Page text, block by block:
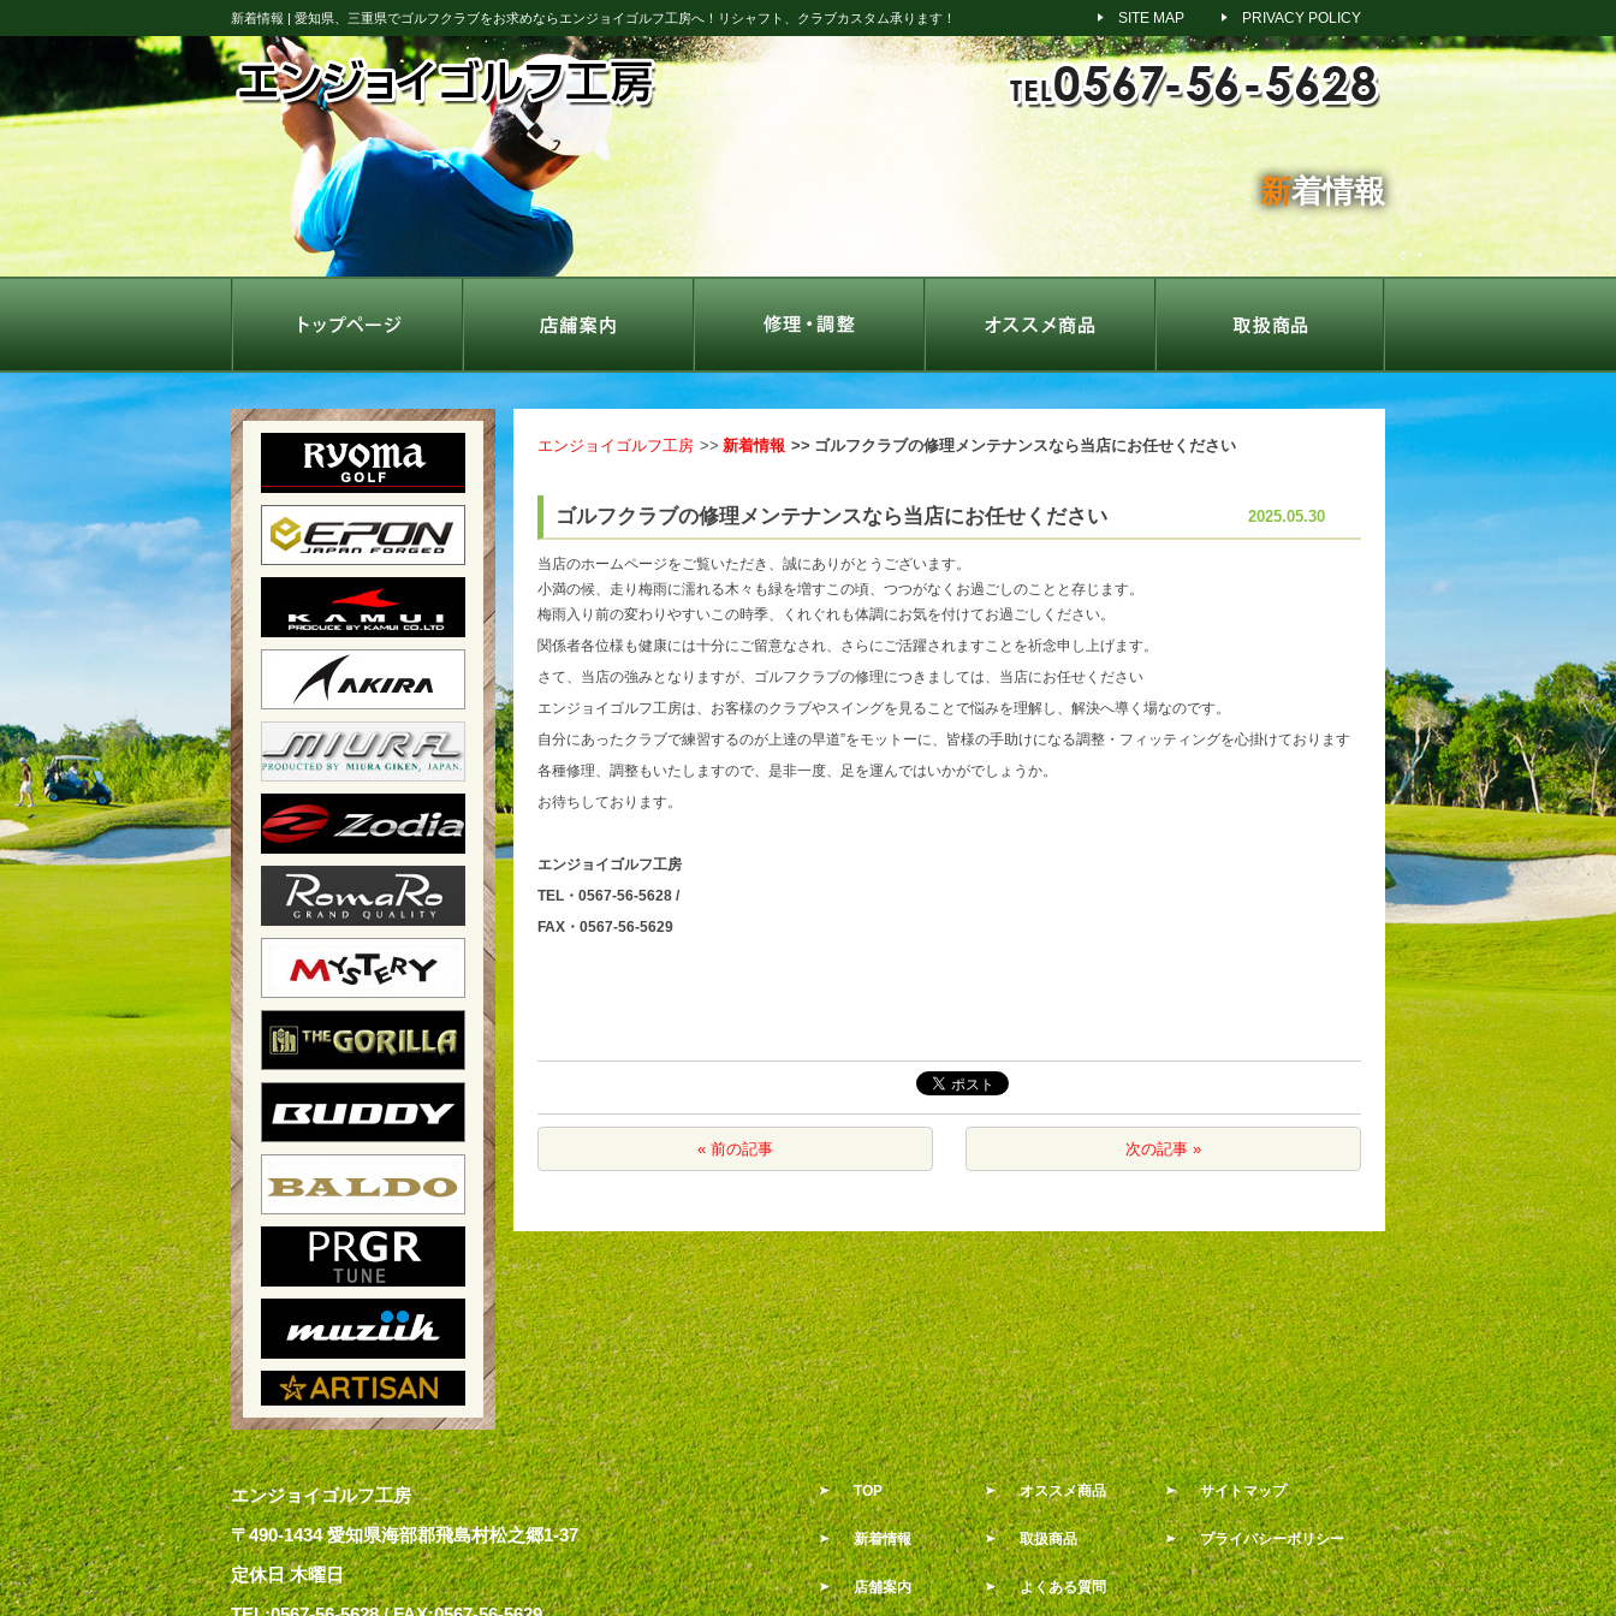
新着情報 | 愛知県、三重県でゴルフクラブをお求めならエンジョイゴルフ工房へ！リシャフト、クラブカスタム承ります！ SITE MAP PRIVACY POLICY
新着情報
エンジョイゴルフ工房 新着情報 ゴルフクラブの修理メンテナンスなら当店にお任せください
ゴルフクラブの修理メンテナンスなら当店にお任せください 2025.05.30
当店のホームページをご覧いただき、誠にありがとうございます。
小満の候、走り梅雨に濡れる木々も緑を増すこの頃、つつがなくお過ごしのことと存じます。
梅雨入り前の変わりやすいこの時季、くれぐれも体調にお気を付けてお過ごしください。
関係者各位様も健康には十分にご留意なされ、さらにご活躍されますことを祈念申し上げます。
さて、当店の強みとなりますが、ゴルフクラブの修理につきましては、当店にお任せください
エンジョイゴルフ工房は、お客様のクラブやスイングを見ることで悩みを理解し、解決へ導く場なのです。
自分にあったクラブで練習するのが上達の早道”をモットーに、皆様の手助けになる調整・フィッティングを心掛けております
各種修理、調整もいたしますので、是非一度、足を運んではいかがでしょうか。
お待ちしております。
エンジョイゴルフ工房
TEL・0567-56-5628 /
FAX・0567-56-5629
« 前の記事 次の記事 »
エンジョイゴルフ工房
〒490-1434 愛知県海部郡飛島村松之郷1-37
定休日 木曜日
TOP
新着情報
店舗案内
オススメ商品
取扱商品
よくある質問
サイトマップ
プライバシーポリシー